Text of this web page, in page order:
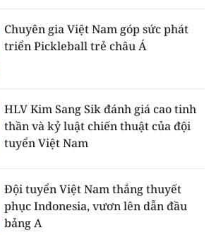
Chuyên gia Việt Nam góp sức phát
triển Pickleball trẻ châu Á
HLV Kim Sang Sik đánh giá cao tinh
thần và kỷ luật chiến thuật của đội
tuyển Việt Nam
Đội tuyển Việt Nam thắng thuyết
phục Indonesia, vươn lên dẫn đầu
bảng A